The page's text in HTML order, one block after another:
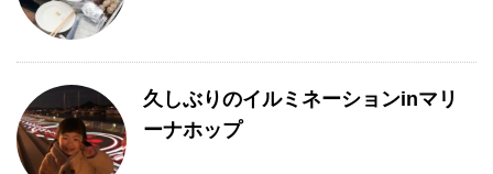
久しぶりのイルミネーションinマリ
ーナホップ